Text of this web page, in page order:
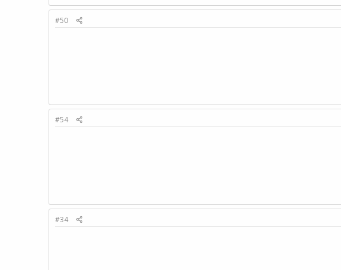
#50
#54
#34